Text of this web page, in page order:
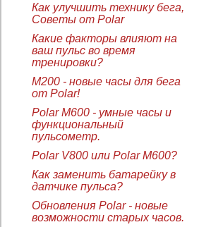
Как улучшить технику бега,
Советы от Polar
Какие факторы влияют на
ваш пульс во время
тренировки?
M200 - новые часы для бега
от Polar!
Polar M600 - умные часы и
функциональный
пульсометр.
Polar V800 или Polar M600?
Как заменить батарейку в
датчике пульса?
Обновления Polar - новые
возможности старых часов.